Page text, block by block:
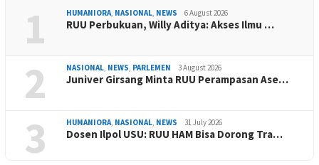
1 HUMANIORA NASIONAL NEWS 6 August 2026
RUU Perbukuan, Willy Aditya: Akses Ilmu …
2 NASIONAL NEWS PARLEMEN 3 August 2026
Juniver Girsang Minta RUU Perampasan Ase…
3 HUMANIORA NASIONAL NEWS 31 July 2026
Dosen Ilpol USU: RUU HAM Bisa Dorong Tra…